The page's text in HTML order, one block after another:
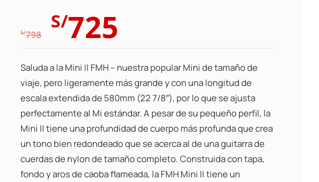
S/798 El
precio
original
era:
S/798.
S/725
es:
S/725.
Saluda a la Mini II FMH – nuestra popular Mini de tamaño de
viaje, pero ligeramente más grande y con una longitud de
escala extendida de 580mm (22 7/8″), por lo que se ajusta
perfectamente al Mi estándar. A pesar de su pequeño perfil, la
Mini II tiene una profundidad de cuerpo más profunda que crea
un tono bien redondeado que se acerca al de una guitarra de
cuerdas de nylon de tamaño completo. Construida con tapa,
fondo y aros de caoba flameada, la FMH Mini II tiene un